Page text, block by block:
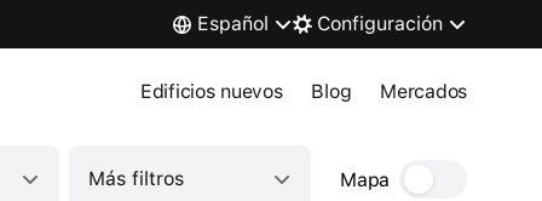
Español Configuración
Edificios nuevos Blog Mercados
Más filtros Mapa